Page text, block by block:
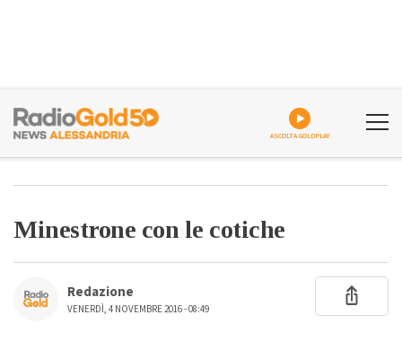
ASCOLTA GOLDPLAY
Minestrone con le cotiche
Redazione
VENERDÌ, 4 NOVEMBRE 2016 - 08:49